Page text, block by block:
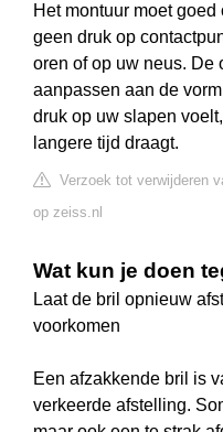
Het montuur moet
geen druk op
oren of op uw neus. De
aanpassen aan de
druk op uw slapen
langere tijd draagt.
Verzoek tot verwijderen
op zeiss.nl
Wat kun je doen
Laat de bril opnieuw
voorkomen
Een afzakkende bril is
verkeerde afstelling.